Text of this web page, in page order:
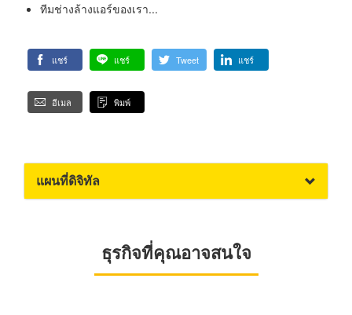
ทีมช่างล้างแอร์ของเรา...
แชร์ แชร์ Tweet แชร์
อีเมล พิมพ์
แผนที่ดิจิทัล
ธุรกิจที่คุณอาจสนใจ